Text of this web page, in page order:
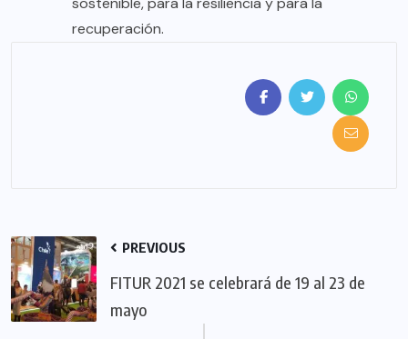
recuperación.
PREVIOUS
FITUR 2021 se celebrará de 19 al 23 de
mayo